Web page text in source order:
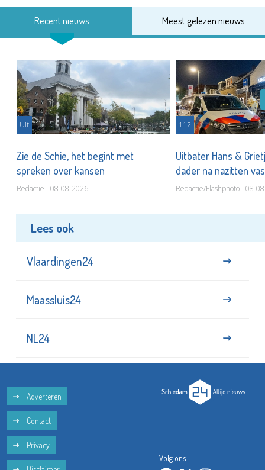
Recent nieuws Meest gelezen nieuws
Uit
Zie de Schie, het begint met
spreken over kansen
Redactie - 08-08-2026
112
Uitbater Hans &
dader na nazitten
Redactie/Flashphoto - 08-
Lees ook
Vlaardingen24
Maassluis24
NL24
Adverteren
Contact
Privacy
Volg ons: